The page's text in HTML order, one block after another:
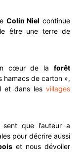
Colin Niel continue
être une terre de
cœur de la forêt
hamacs de carton »,
et dans les villages
que l’auteur a
pour décrire aussi
et nous dévoiler